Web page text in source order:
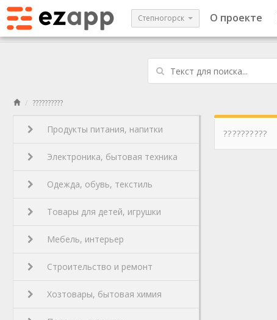
Степногорск О проекте
??????????
Продукты питания, напитки
Электроника, бытовая техника
Одежда, обувь, текстиль
Товары для детей, игрушки
Мебель, интерьер
Строительство и ремонт
Хозтовары, бытовая химия
??????????